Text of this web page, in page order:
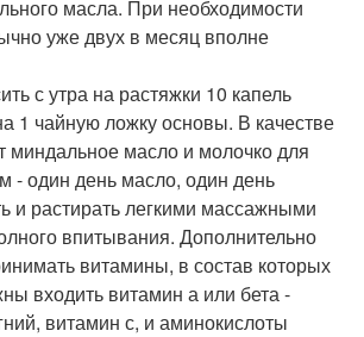
масла. При необходимости
уже двух в месяц вполне
с утра на растяжки 10 капель
1 чайную ложку основы. В качестве
миндальное масло и молочко для
- один день масло, один день
и растирать легкими массажными
впитывания. Дополнительно
витамины, в состав которых
входить витамин а или бета -
витамин с, и аминокислоты